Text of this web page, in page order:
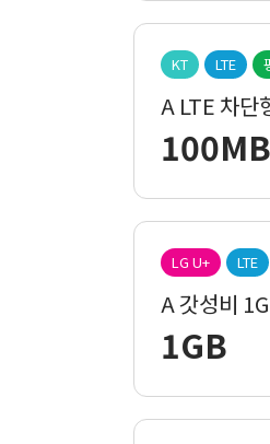
KT LTE
A LTE 차단
100MB
LG U+ LTE
A 갓성비
1GB